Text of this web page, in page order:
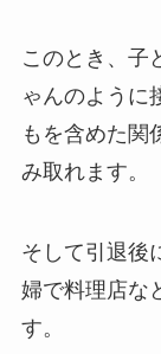
このとき、子
ゃんのように
もを含めた関
み取れます。
そして引退後
婦で料理店な
す。